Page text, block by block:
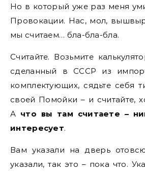
Но в который уже раз меня
Провокации. Нас, мол,
мы считаем… бла-бла-бла.
Считайте. Возьмите
сделанный в СССР из
комплектующих, сядьте себя
своей Помойки – и считайте,
А что вы там считаете –
интересует.
Вам указали на дверь
указали, так это – пока что.